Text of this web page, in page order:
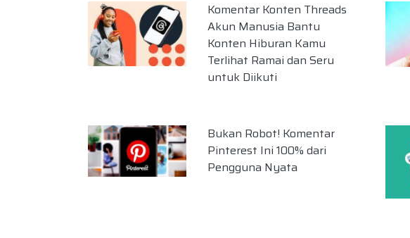
Komentar Konten Threads
Akun Manusia Bantu
Konten Hiburan Kamu
Terlihat Ramai dan Seru
untuk Diikuti
Bukan Robot! Komentar
Pinterest Ini 100% dari
Pengguna Nyata